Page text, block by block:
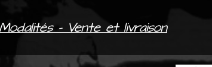
- Vente et livraison